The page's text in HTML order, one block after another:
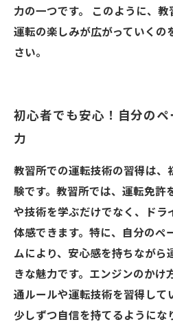
力の一つです。 このように、教
運転の楽しみが広がっていくの
さい。
初心者でも安心！自分の
力
教習所での運転技術の習得は、
験です。教習所では、運転免許
や技術を学ぶだけでなく、ドラ
体感できます。特に、自分のペ
ムにより、安心感を持ちながら
きな魅力です。エンジンのかけ
通ルールや運転技術を習得して
少しずつ自信を持てるようにな